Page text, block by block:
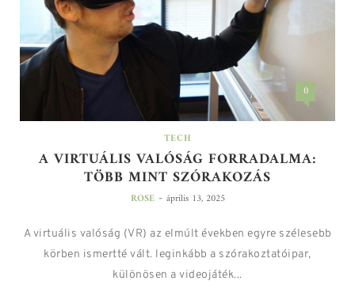
0
TECH
A VIRTUÁLIS VALÓSÁG FORRADALMA:
TÖBB MINT SZÓRAKOZÁS
ROSE - április 13, 2025
A virtuális valóság (VR) az elmúlt években egyre szélesebb
körben ismertté vált. leginkább a szórakoztatóipar,
különösen a videojáték...